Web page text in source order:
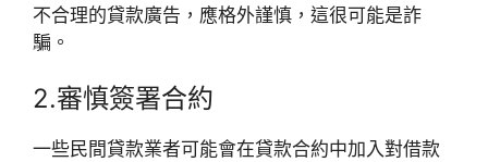
不合理的貸款廣告，應格外謹慎，這很可能是詐
騙。
2.審慎簽署合約
一些民間貸款業者可能會在貸款合約中加入對借款